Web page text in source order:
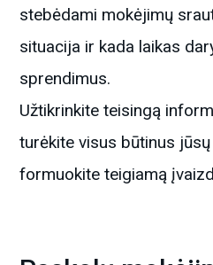
stebėdami mokėjimų
situacija ir kada laikas
sprendimus.
Užtikrinkite teisingą
turėkite visus būtinus
formuokite teigiamą